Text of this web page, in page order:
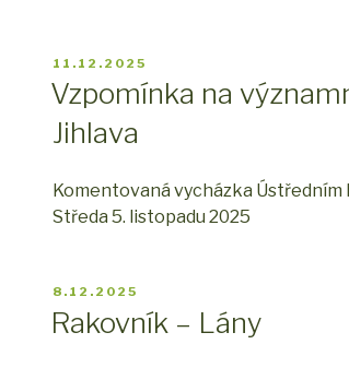
PUBLIKOVÁNO
11.12.2025
Vzpomínka na
Jihlava
Komentovaná vycházka
Středa 5. listopadu 2025
PUBLIKOVÁNO
8.12.2025
Rakovník – Lány